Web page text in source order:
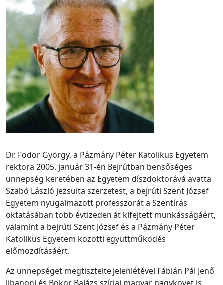
Dr. Fodor György, a Pázmány Péter Katolikus Egyetem
rektora 2005. január 31-én Bejrútban bensőséges
ünnepség keretében az Egyetem díszdoktorává avatta
Szabó László jezsuita szerzetest, a bejrúti Szent József
Egyetem nyugalmazott professzorát a Szentírás
oktatásában több évtizeden át kifejtett munkásságáért,
valamint a bejrúti Szent József és a Pázmány Péter
Katolikus Egyetem közötti együttműködés
előmozdításáért.
Az ünnepséget megtisztelte jelenlétével Fábián Pál Jenő
libanoni és Bokor Balázs szíriai magyar nagykövet is.